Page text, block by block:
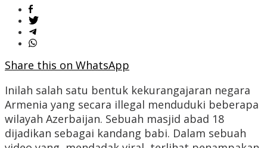
Share this on WhatsApp
Inilah salah satu bentuk kekurangajaran negara
Armenia yang secara illegal menduduki beberapa
wilayah Azerbaijan. Sebuah masjid abad 18
dijadikan sebagai kandang babi. Dalam sebuah